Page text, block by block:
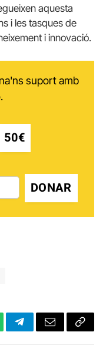
aquesta
i les tasques de
i innovació.
suport amb
50€
DONAR
TelegramEmail Copy